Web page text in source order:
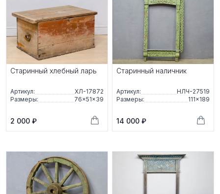
Старинный хлебный ларь
Артикул:
ХЛ-17872
Размеры:
76×51×39
2 000 ₽
Старинный наличник
Артикул:
НЛЧ-27519
Размеры:
111×189
14 000 ₽